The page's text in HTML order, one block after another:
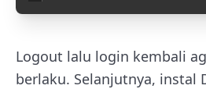
Logout lalu login kembali
berlaku. Selanjutnya, instal